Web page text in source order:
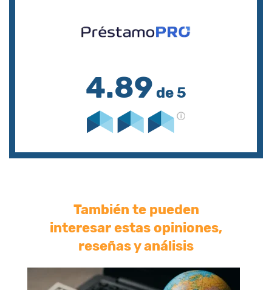
4.89 de 5
También te pueden
interesar estas opiniones,
reseñas y análisis